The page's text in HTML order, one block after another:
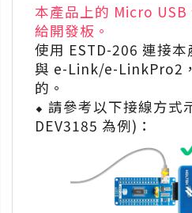
本產品上的 Micro USB
給開發板。
使用 ESTD-206 連接
與 e-Link/e-LinkPro2
的。
⬥ 請參考以下接線方式
DEV3185 為例)：